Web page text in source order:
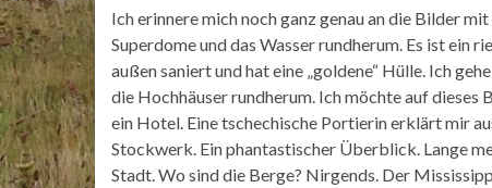
Ich erinnere mich noch ganz genau an die Bilder
Superdome und das Wasser rundherum. Es ist ein
außen saniert und hat eine „goldene“ Hülle. Ich
die Hochhäuser rundherum. Ich möchte auf dieses
ein Hotel. Eine tschechische Portierin erklärt mir
Stockwerk. Ein phantastischer Überblick. Lange
Stadt. Wo sind die Berge? Nirgends. Der